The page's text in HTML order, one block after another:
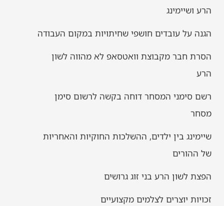
הרע ושיימינג
הגנה על עובדים חושפי שחיתויות במקום העבודה
הסרת חבר מקבוצת וואטסאפ לא מהווה לשון
הרע
רשם סימני המסחר דוחה בקשה לרשום סימן
מסחר
שיימינג בין ילדים, ההשלכות החוקיות והאחריות
של ההורים
הפצת לשון הרע בני זוג גרושים
זכויות יוצרים לצלמים מקצועיים